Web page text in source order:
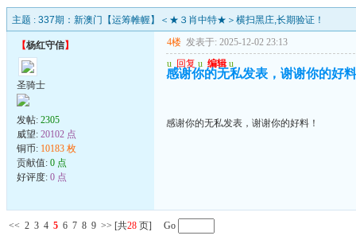
主题 : 337期：新澳门【运筹帷幄】＜★３肖中特★＞横扫黑庄,长期验证！
【杨红守信】
圣骑士
发帖: 2305
威望: 20102 点
铜币: 10183 枚
贡献值: 0 点
好评度: 0 点
4楼 发表于: 2025-12-02 23:13
u 回复 u 编辑 u
感谢你的无私发表，谢谢你的好
感谢你的无私发表，谢谢你的好料！
<< 2 3 4 5 6 7 8 9 >> [共28 页] Go